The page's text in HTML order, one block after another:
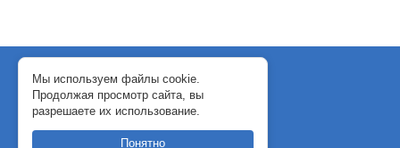
© 2018-2024 WebJack
Политика конфиденциальности
Договор-оферта
Мы используем файлы cookie.
Продолжая просмотр сайта, вы
разрешаете их использование.
Понятно